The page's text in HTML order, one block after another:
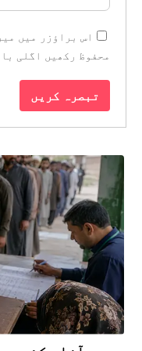
اس براؤزر میں
محفوظ رکھیں اگلی